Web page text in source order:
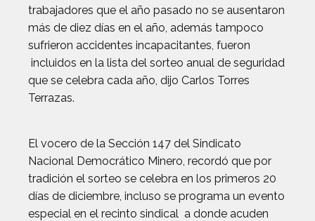
trabajadores que el año pasado no se ausentaron
más de diez días en el año, además tampoco
sufrieron accidentes incapacitantes, fueron
incluidos en la lista del sorteo anual de seguridad
que se celebra cada año, dijo Carlos Torres
Terrazas.
El vocero de la Sección 147 del Sindicato
Nacional Democrático Minero, recordó que por
tradición el sorteo se celebra en los primeros 20
días de diciembre, incluso se programa un evento
especial en el recinto sindical a donde acuden